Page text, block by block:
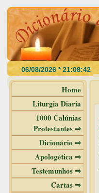
Home
Liturgia Diaria
1000 Calúnias
Protestantes ⇒
Dicionário ⇒
Apologética ⇒
Testemunhos ⇒
Cartas ⇒